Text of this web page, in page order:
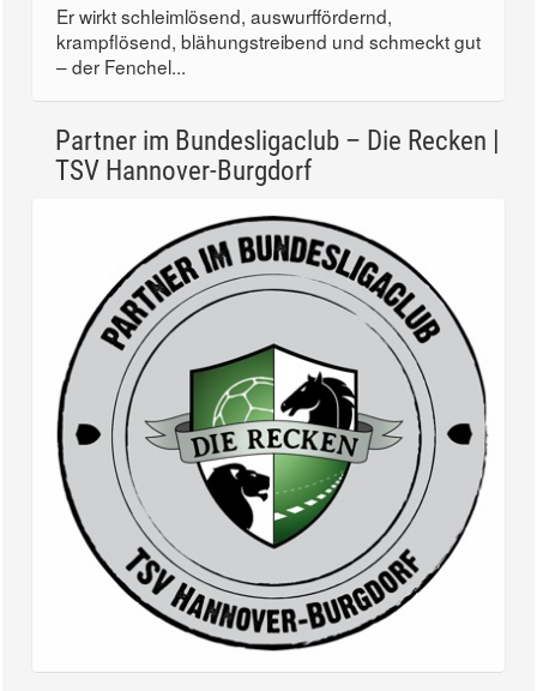
Er wirkt schleimlösend, auswurffördernd,
krampflösend, blähungstreibend und schmeckt gut
– der Fenchel...
Partner im Bundesligaclub – Die Recken |
TSV Hannover-Burgdorf